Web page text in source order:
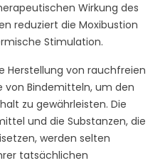
Wirkung des
reduziert die Moxibustion
Stimulation.
Herstellung von rauchfreien
von Bindemitteln, um den
zu gewährleisten. Die
und die Substanzen, die
werden selten
tatsächlichen